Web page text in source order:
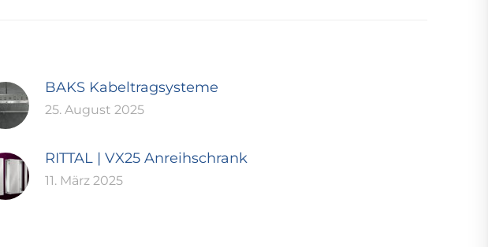
BAKS Kabeltragsysteme
25. August 2025
RITTAL | VX25 Anreihschrank
11. März 2025